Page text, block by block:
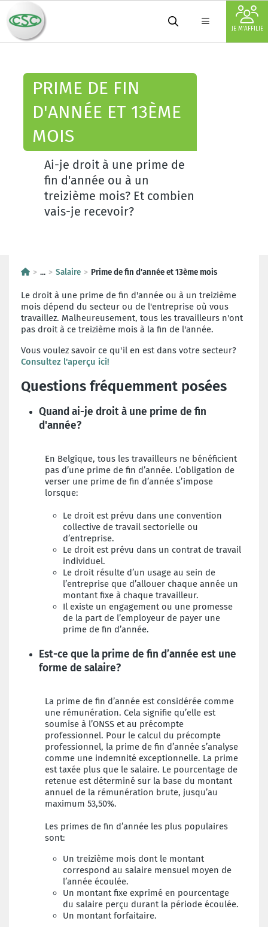
JE M'AFFILIE
PRIME DE FIN
D'ANNÉE ET 13ÈME
MOIS
Ai-je droit à une prime de
fin d'année ou à un
treizième mois? Et combien
vais-je recevoir?
... Salaire Prime de fin d'année et 13ème mois
Le droit à une prime de fin d'année ou à un treizième
mois dépend du secteur ou de l'entreprise où vous
travaillez. Malheureusement, tous les travailleurs n'ont
pas droit à ce treizième mois à la fin de l'année.
Vous voulez savoir ce qu'il en est dans votre secteur?
Consultez l'aperçu ici!
Questions fréquemment posées
Quand ai-je droit à une prime de fin
d'année?
En Belgique, tous les travailleurs ne bénéficient
pas d’une prime de fin d’année. L’obligation de
verser une prime de fin d’année s’impose
lorsque:
Le droit est prévu dans une convention
collective de travail sectorielle ou
d’entreprise.
Le droit est prévu dans un contrat de travail
individuel.
Le droit résulte d’un usage au sein de
l’entreprise que d’allouer chaque année un
montant fixe à chaque travailleur.
Il existe un engagement ou une promesse
de la part de l’employeur de payer une
prime de fin d’année.
Est-ce que la prime de fin d’année est une
forme de salaire?
La prime de fin d’année est considérée comme
une rémunération. Cela signifie qu’elle est
soumise à l’ONSS et au précompte
professionnel. Pour le calcul du précompte
professionnel, la prime de fin d’année s’analyse
comme une indemnité exceptionnelle. La prime
est taxée plus que le salaire. Le pourcentage de
retenue est déterminé sur la base du montant
annuel de la rémunération brute, jusqu’au
maximum 53,50%.
Les primes de fin d’année les plus populaires
sont:
Un treizième mois dont le montant
correspond au salaire mensuel moyen de
l’année écoulée.
Un montant fixe exprimé en pourcentage
du salaire perçu durant la période écoulée.
Un montant forfaitaire.